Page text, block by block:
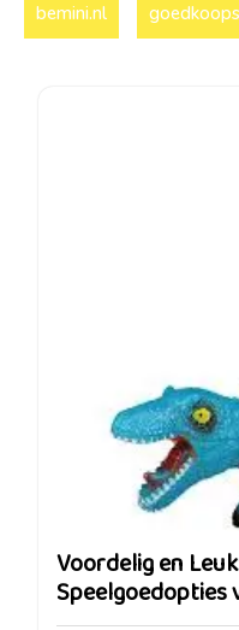
bemini.nl
Voordelig en
Speelgoedopties